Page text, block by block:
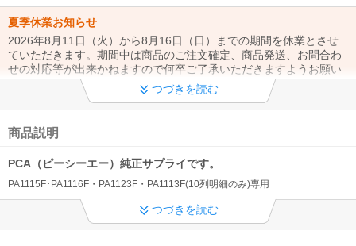
夏季休業お知らせ
2026年8月11日（火）から8月16日（日）までの期間を休業とさせ
ていただきます。期間中は商品のご注文確定、商品発送、お問合わ
せの対応等が出来かねますので何卒ご了承いただきますようお願い
致します。
昨今のクレジットカード決済でのなりすまし注文の対策として、 ク
場合がございます。お電話番号をお間違いのないようお願いしま
オフィスでの営業時間のお知らせ
現在、営業時間の一部を在宅勤務としております。《オフィスでの
つづきを読む
商品説明
PCA（ピーシーエー）純正サプライです。
PA1115F･PA1116F・PA1123F・PA1113F(10列明細のみ)専用
つづきを読む